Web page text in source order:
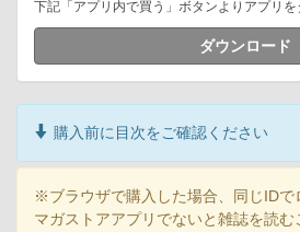
下記「アプリ内で買う」ボタンよりアプリを
ダウンロード
購入前に目次をご確認ください
※ブラウザで購入した場合、同じIDで
マガストアアプリでないと雑誌を読む